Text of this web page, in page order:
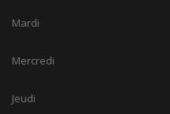
Mardi
Mercredi
Jeudi